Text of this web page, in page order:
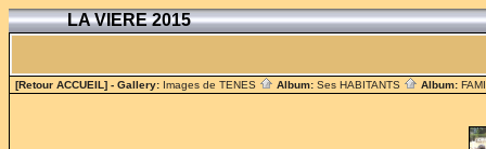
LA VIERE 2015
[Retour ACCUEIL] - Gallery: Images de TENES Album: Ses HABITANTS Album: